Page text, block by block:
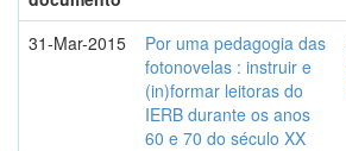
31-Mar-2015
Por uma pedagogia das
fotonovelas : instruir e
(in)formar leitoras do
IERB durante os anos
60 e 70 do século XX